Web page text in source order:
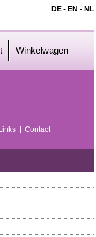
DE- EN - NL
Winkelwagen
Links Contact